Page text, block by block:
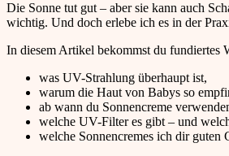
Die Sonne tut gut – aber sie kann auch
wichtig. Und doch erlebe ich es in der
In diesem Artikel bekommst du fundiertes
was UV-Strahlung überhaupt ist,
warum die Haut von Babys so
ab wann du Sonnencreme
welche UV-Filter es gibt – und
welche Sonnencremes ich dir guten